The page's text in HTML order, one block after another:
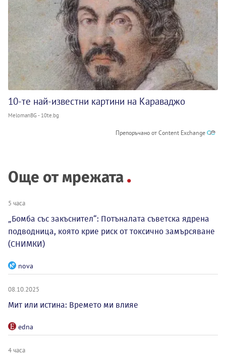
10-те най-известни картини на Караваджо
MelomanBG - 10te.bg
Препоръчано от Content Exchange
Още от мрежата
5 часа
„Бомба със закъснител“: Потъналата съветска ядрена
подводница, която крие риск от токсично замърсяване
(СНИМКИ)
nova
08.10.2025
Мит или истина: Времето ми влияе
edna
4 часа